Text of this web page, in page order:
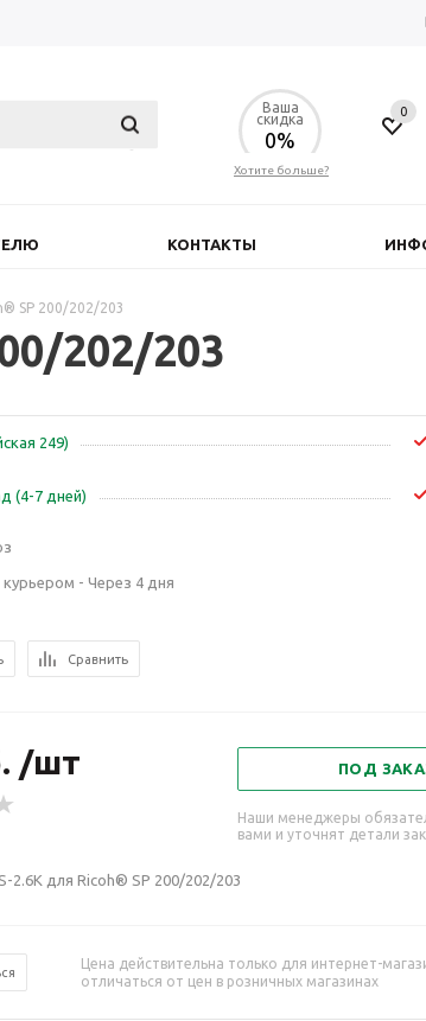
Ваша
скидка
0%
Хотите больше?
0
КОНТАКТЫ
SP 200/202/203
202/203
249)
(4-7 дней)
- Через 4 дня
Сравнить
/шт ПОД
Наши менеджеры
вами и уточнят детали
2.6K для Ricoh® SP 200/202/203
Цена действительна только для интернет-
отличаться от цен в розничных магазинах